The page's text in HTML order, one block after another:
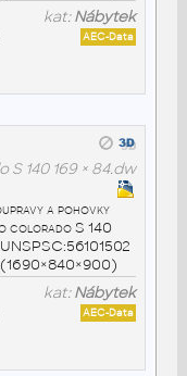
kat:Nábytek
AEC-Data
S 140 169 × 84.dw
a pohovky
colorado S 140
kat:Nábytek
AEC-Data